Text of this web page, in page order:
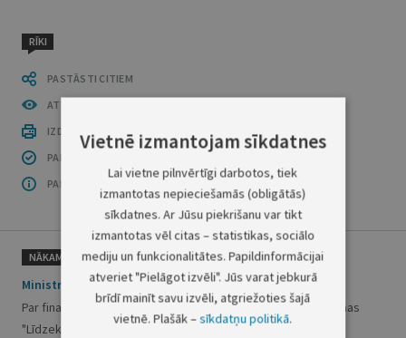
RĪKI
PASTĀSTI CITIEM
ATVĒRT PUBLIKĀCIJU (PDF)
IZDRUKĀT PUBLIKĀCIJU
PAR INFORMĀCIJAS DROŠĪBU
PAR ŠO GRUPU
NĀKAMAIS
Ministru kabineta rīkojums Nr. 33
Par finanšu līdzekļu piešķiršanu no valsts budžeta programmas
"Līdzekļi neparedzētiem gadījumiem"
Vietnē izmantojam sīkdatnes
Lai vietne pilnvērtīgi darbotos, tiek
izmantotas nepieciešamās (obligātās)
sīkdatnes. Ar Jūsu piekrišanu var tikt
izmantotas vēl citas – statistikas, sociālo
mediju un funkcionalitātes. Papildinformācijai
atveriet "Pielāgot izvēli". Jūs varat jebkurā
brīdī mainīt savu izvēli, atgriežoties šajā
vietnē. Plašāk –sīkdatņu politikā.